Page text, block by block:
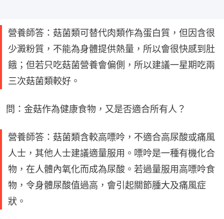
營養師答：菇菌類可替代肉類作為蛋白質，但因含很
少澱粉質，不能為身體提供熱量，所以會很快感到肚
餓；但若只吃菇菌營養會偏側，所以建議一星期吃兩
三次菇菌類較好。
問：金菇作為健康食物，又是否適合所有人？
營養師答：菇菌類含較高嘌呤，不適合高尿酸或痛風
人士，其他人士建議適量服用。嘌呤是一種有機化合
物，在人體內氧化而成為尿酸。若過量服用高嘌呤食
物，令身體尿酸值過高，會引起關節腫大及痛風症
狀。